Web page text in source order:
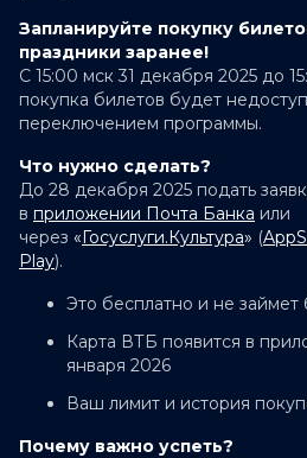
Запланируйте покупку
праздники заранее!
С 15:00 мск 31 декабря 2025 до
покупка билетов будет
переключением программы.
Что нужно сделать?
До 28 декабря 2025 подать
в приложении Почта Банка или
через «Госуслуги.Культура» (
Play).
Это бесплатно и не
Карта ВТБ появится в
января 2026
Ваш лимит и история
Почему важно успеть?